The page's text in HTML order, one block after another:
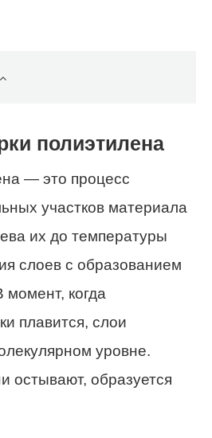
полиэтилена
— это процесс
участков материала
их до температуры
слоев с образованием
когда
плавится, слои
уровне.
остывают, образуется